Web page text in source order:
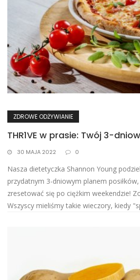
ZDROWE ODŻYWIANIE
THR1VE w prasie: Twój 3-
30 MAJA 2022 0
Nasza dietetyczka Shannon Young
przydatnym 3-dniowym planem
zresetować się po ciężkim weekendzie!
Wszyscy mieliśmy takie wieczory, kiedy